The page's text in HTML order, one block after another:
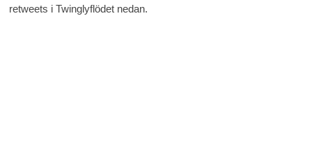
retweets i Twinglyflödet nedan.